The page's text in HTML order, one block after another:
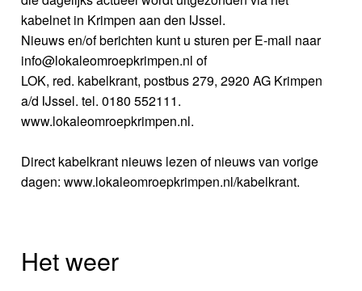
kabelnet in Krimpen aan den IJssel.
Nieuws en/of berichten kunt u sturen per E-mail naar
info@lokaleomroepkrimpen.nl of
LOK, red. kabelkrant, postbus 279, 2920 AG Krimpen
a/d IJssel. tel. 0180 552111.
www.lokaleomroepkrimpen.nl.
Direct kabelkrant nieuws lezen of nieuws van vorige
dagen: www.lokaleomroepkrimpen.nl/kabelkrant.
Het weer